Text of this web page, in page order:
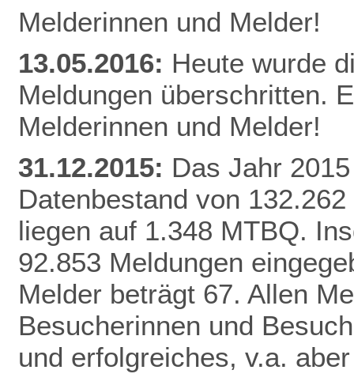
Melderinnen und Melder!
13.05.2016: Heute wurde
Meldungen überschritten.
Melderinnen und Melder!
31.12.2015: Das Jahr
Datenbestand von
liegen auf 1.348 MTBQ.
92.853 Meldungen
Melder beträgt 67. Allen
Besucherinnen und
und erfolgreiches, v.a.